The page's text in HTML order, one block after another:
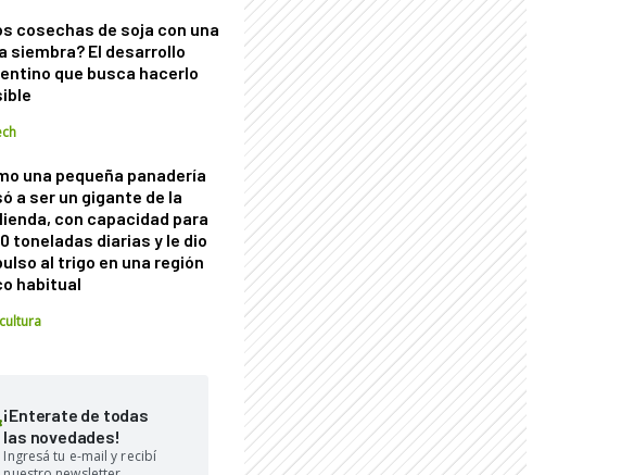
cosechas de soja con una
siembra? El desarrollo
que busca hacerlo
una pequeña panadería
a ser un gigante de la
con capacidad para
toneladas diarias y le dio
al trigo en una región
habitual
¡Enterate de todas
las novedades!
Ingresá tu e-mail y recibí